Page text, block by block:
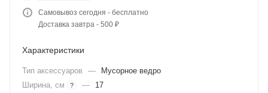
Самовывоз сегодня - бесплатно
Доставка завтра - 500 ₽
Характеристики
Тип аксессуаров —
Мусорное ведро
Ширина, см
? —
17